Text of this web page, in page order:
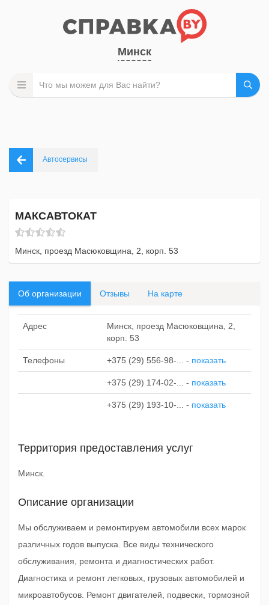
Минск
Автосервисы
МАКСАВТОКАТ
Минск, проезд Масюковщина, 2, корп. 53
Об организации Отзывы На карте
Адрес
Минск, проезд Масюковщина, 2,
корп. 53
Телефоны +375 (29) 556-98-... - показать
+375 (29) 174-02-... - показать
+375 (29) 193-10-... - показать
Территория предоставления услуг
Минск.
Описание организации
Мы обслуживаем и ремонтируем автомобили всех марок
различных годов выпуска. Все виды технического
обслуживания, ремонта и диагностических работ.
Диагностика и ремонт легковых, грузовых автомобилей и
микроавтобусов. Ремонт двигателей, подвески, тормозной